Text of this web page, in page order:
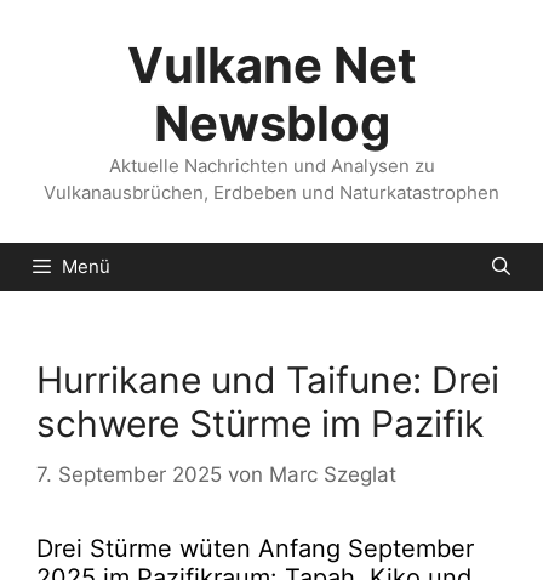
Vulkane Net
Newsblog
Aktuelle Nachrichten und Analysen zu
Vulkanausbrüchen, Erdbeben und Naturkatastrophen
Menü
Hurrikane und Taifune: Drei
schwere Stürme im Pazifik
7. September 2025 von Marc Szeglat
Drei Stürme wüten Anfang September